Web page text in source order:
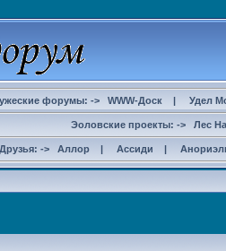
форумы: -> WWW-Доск | Удел
Эоловские проекты: -> Лес
Друзья: -> Аллор | Ассиди |